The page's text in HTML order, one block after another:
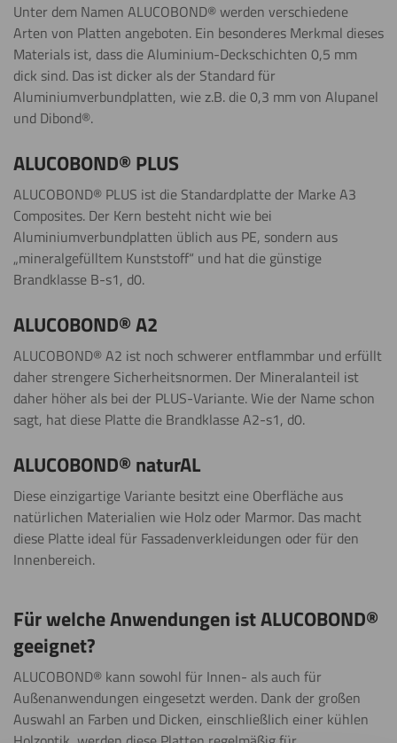
Unter dem Namen ALUCOBOND® werden verschiedene
Arten von Platten angeboten. Ein besonderes Merkmal dieses
Materials ist, dass die Aluminium-Deckschichten 0,5 mm
dick sind. Das ist dicker als der Standard für
Aluminiumverbundplatten, wie z.B. die 0,3 mm von Alupanel
und Dibond®.
ALUCOBOND® PLUS
ALUCOBOND® PLUS ist die Standardplatte der Marke A3
Composites. Der Kern besteht nicht wie bei
Aluminiumverbundplatten üblich aus PE, sondern aus
„mineralgefülltem Kunststoff“ und hat die günstige
Brandklasse B-s1, d0.
ALUCOBOND® A2
ALUCOBOND® A2 ist noch schwerer entflammbar und erfüllt
daher strengere Sicherheitsnormen. Der Mineralanteil ist
daher höher als bei der PLUS-Variante. Wie der Name schon
sagt, hat diese Platte die Brandklasse A2-s1, d0.
ALUCOBOND® naturAL
Diese einzigartige Variante besitzt eine Oberfläche aus
natürlichen Materialien wie Holz oder Marmor. Das macht
diese Platte ideal für Fassadenverkleidungen oder für den
Innenbereich.
Für welche Anwendungen ist ALUCOBOND®
geeignet?
ALUCOBOND® kann sowohl für Innen- als auch für
Außenanwendungen eingesetzt werden. Dank der großen
Auswahl an Farben und Dicken, einschließlich einer kühlen